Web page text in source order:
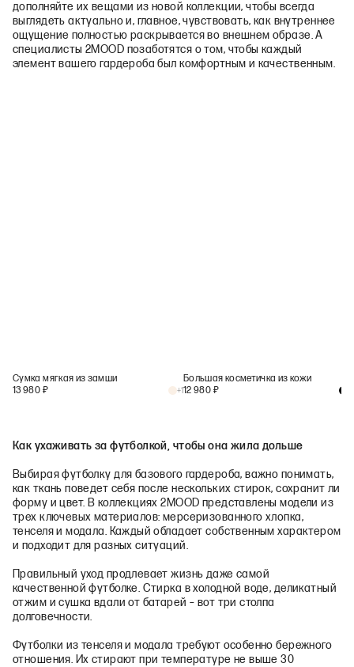
дополняйте их вещами из новой коллекции, чтобы всегда
выглядеть актуально и, главное, чувствовать, как внутреннее
ощущение полностью раскрывается во внешнем образе. А
специалисты 2MOOD позаботятся о том, чтобы каждый
элемент вашего гардероба был комфортным и качественным.
Сумка мягкая из замши
13 980 ₽ +1
Большая косметичка из кожи
12 980 ₽
Как ухаживать за футболкой, чтобы она жила дольше
Выбирая футболку для базового гардероба, важно понимать,
как ткань поведет себя после нескольких стирок, сохранит ли
форму и цвет. В коллекциях 2MOOD представлены модели из
трех ключевых материалов: мерсеризованного хлопка,
тенселя и модала. Каждый обладает собственным характером
и подходит для разных ситуаций.
Правильный уход продлевает жизнь даже самой
качественной футболке. Стирка в холодной воде, деликатный
отжим и сушка вдали от батарей – вот три столпа
долговечности.
Футболки из тенселя и модала требуют особенно бережного
отношения. Их стирают при температуре не выше 30